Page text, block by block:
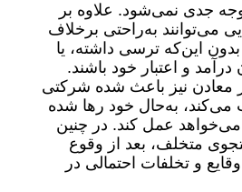
جدی نمی‌شود. علاوه بر
می‌توانند به‌راحتی برخلاف
این‌که ترسی داشته، یا
و اعتبار خود باشند.
نیز باعث شده شرکتی
می‌کند، به‌حال خود رها شده
عمل کند. در چنین
متخلف، بعد از وقوع
و تخلفات احتمالی در